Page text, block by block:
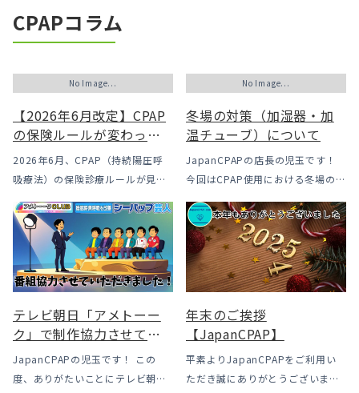
CPAPコラム
No Image...
【2026年6月改定】CPAP
の保険ルールが変わった
｜CPAPが使えなくなるか
も？変更のメリット・デ
う選択肢
2026年6月、CPAP（持続陽圧呼
吸療法）の保険診療ルールが見直
ルは下がった一方で、「続ける」
ための条件はこれまでより厳しく
なっています。この記事では、何
がどう変わったのかを患者様の立
場で […]
No Image...
冬場の対策（加湿器・加
温チューブ）について
JapanCPAPの店長の児玉です！
今回はCPAP使用における冬場のよ
露」についてのお話をさせて頂き
ます。 我々の拠点の北陸はCPAP
使用時に「乾燥・寒さ・結露」が
起こりやすい地域です、その […]
テレビ朝日「アメトーー
ク」で制作協力させてい
ただきました
JapanCPAPの児玉です！ この
度、ありがたいことにテレビ朝日
年末のご挨拶
【JapanCPAP】
平素よりJapanCPAPをご利用い
ただき誠にありがとうございま